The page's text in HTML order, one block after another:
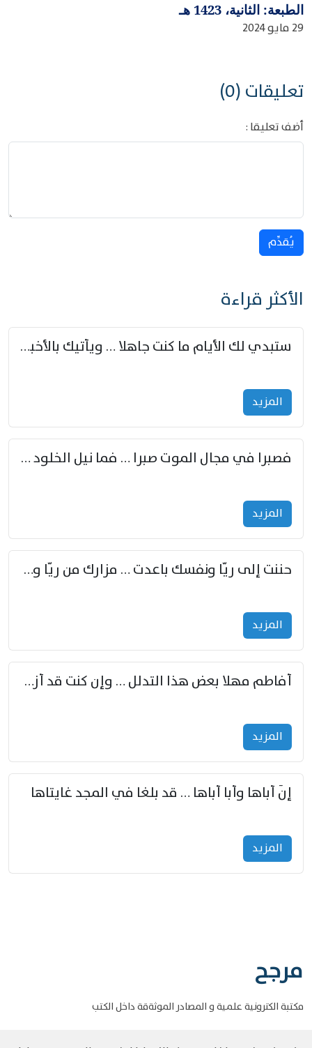
الطبعة: الثانية، 1423 هـ
29 مايو 2024
تعليقات (0)
أضف تعليقا :
يُقدِّم
الأكثر قراءة
ستبدي لك الأيام ما كنت جاهلا … ويأتيك بالأخبار من لم تزوّد
المزید
فصبرا في مجال الموت صبرا … فما نيل الخلود بمستطاع
المزید
حننت إلى ريّا ونفسك باعدت … مزارك من ريّا وشعباكما معا
المزید
أفاطم مهلا بعض هذا التدلل … وإن كنت قد أزمعت صرمي فأجملي
المزید
إنّ أباها وأبا أباها … قد بلغا في المجد غايتاها
المزید
مرجح
مكتبة الكترونية علمية و المصادر الموثةقة داخل الكتب